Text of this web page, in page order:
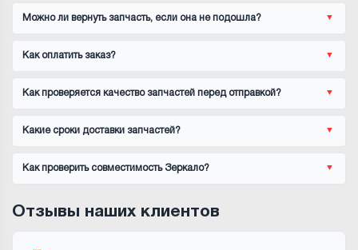
Можно ли вернуть запчасть, если она не подошла?
Как оплатить заказ?
Как проверяется качество запчастей перед отправкой?
Какие сроки доставки запчастей?
Как проверить совместимость Зеркало?
Отзывы наших клиентов